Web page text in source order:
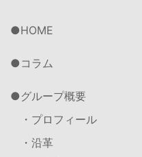
HOME
コラム
グループ概要
・プロフィール
・沿革